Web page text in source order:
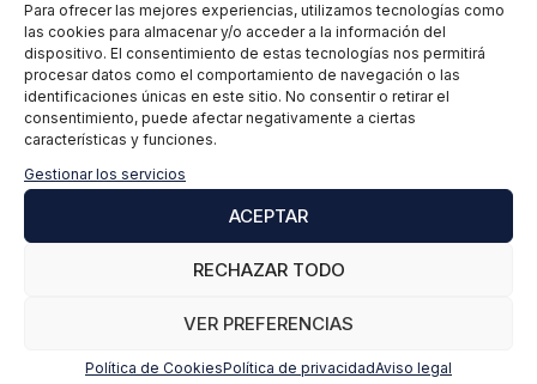
Para ofrecer las mejores experiencias, utilizamos tecnologías como
las cookies para almacenar y/o acceder a la información del
dispositivo. El consentimiento de estas tecnologías nos permitirá
procesar datos como el comportamiento de navegación o las
identificaciones únicas en este sitio. No consentir o retirar el
consentimiento, puede afectar negativamente a ciertas
características y funciones.
Gestionar los servicios
ACEPTAR
RECHAZAR TODO
VER PREFERENCIAS
Política de CookiesPolítica de privacidadAviso legal
P
o
l
í
t
c
Doy mi consentimiento expreso y acepto la
Política de privacidad.
SUSCRIBIRME